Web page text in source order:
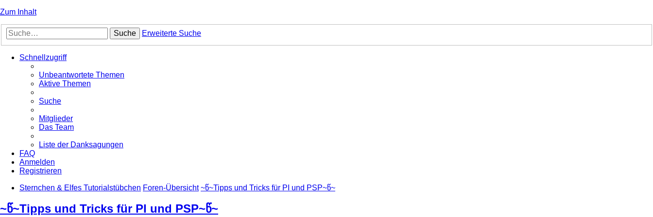
Zum Inhalt
Suche Erweiterte Suche
Schnellzugriff
Unbeantwortete Themen
Aktive Themen
Suche
Mitglieder
Das Team
Liste der Danksagungen
FAQ
Anmelden
Registrieren
Sternchen & Elfes Tutorialstübchen Foren-Übersicht ~წ~Tipps und Tricks für PI und PSP~წ~
~წ~Tipps und Tricks für PI und PSP~წ~